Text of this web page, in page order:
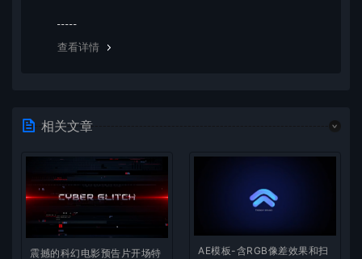
查看详情
相关文章
震撼的科幻电影预告片开场特
AE模板-含RGB像差效果和扫